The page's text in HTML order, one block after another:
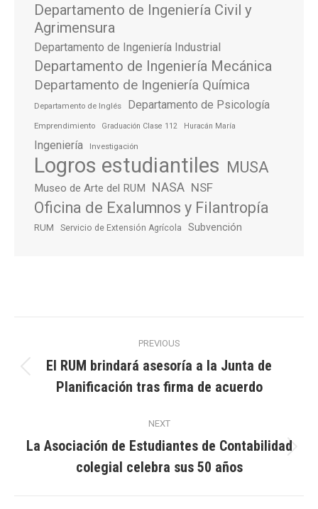
Departamento de Ingeniería Civil y
Agrimensura
Departamento de Ingeniería Industrial
Departamento de Ingeniería Mecánica
Departamento de Ingeniería Química
Departamento de Inglés Departamento de Psicología
Emprendimiento Graduación Clase 112 Huracán María
Ingeniería Investigación
Logros estudiantiles MUSA
Museo de Arte del RUM NASA NSF
Oficina de Exalumnos y Filantropía
RUM Servicio de Extensión Agrícola Subvención
navigation
PREVIOUS
Previous
post:
El RUM brindará asesoría a la Junta de
Planificación tras firma de acuerdo
NEXT
Next
post:
La Asociación de Estudiantes de Contabilidad
colegial celebra sus 50 años